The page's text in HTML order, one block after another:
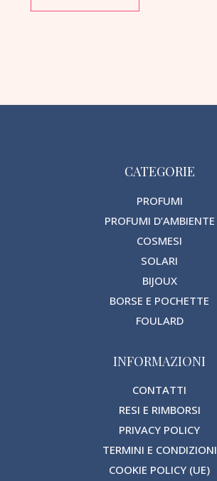
CATEGORIE
PROFUMI
PROFUMI D’AMBIENTE
COSMESI
SOLARI
BIJOUX
BORSE E POCHETTE
FOULARD
INFORMAZIONI
CONTATTI
RESI E RIMBORSI
PRIVACY POLICY
TERMINI E CONDIZIONI
COOKIE POLICY (UE)